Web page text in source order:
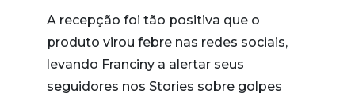
A recepção foi tão positiva que o
produto virou febre nas redes sociais,
levando Franciny a alertar seus
seguidores nos Stories sobre golpes